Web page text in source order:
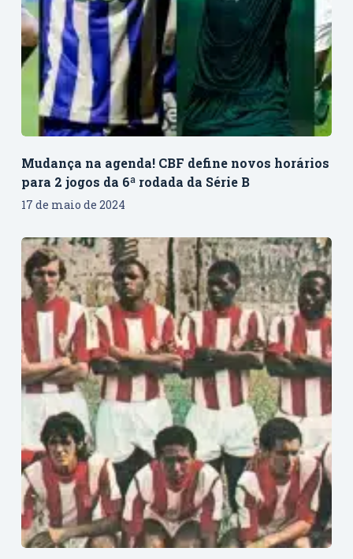
Mudança na agenda! CBF define novos horários
para 2 jogos da 6ª rodada da Série B
17 de maio de 2024